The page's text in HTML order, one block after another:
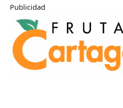
Publicidad